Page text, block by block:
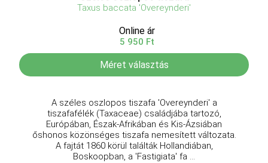
Taxus baccata 'Overeynderi'
Online ár
5 950 Ft
Méret választás
A széles oszlopos tiszafa 'Overeynderi' a
tiszafafélék (Taxaceae) családjába tartozó,
Európában, Észak-Afrikában és Kis-Ázsiában
őshonos közönséges tiszafa nemesített változata.
A fajtát 1860 körül találták Hollandiában,
Boskoopban, a 'Fastigiata' fa ...